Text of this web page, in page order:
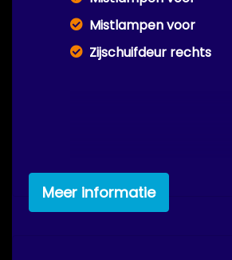
Mistlampen voor
Zijschuifdeur rechts
Meer informatie